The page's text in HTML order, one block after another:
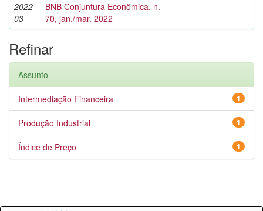
2022-
03
BNB Conjuntura Econômica, n.
70, jan./mar. 2022
-
Refinar
Assunto
1
Intermediação Financeira
1
Produção Industrial
1
Índice de Preço